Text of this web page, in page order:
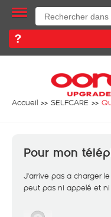
Accueil SELFCARE
Pour mon
J'arrive pas a charger
peut pas ni appelé et